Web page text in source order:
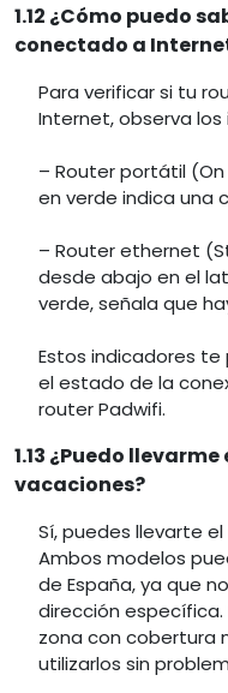
1.12 ¿Cómo puedo
conectado a
Para verificar si tu
Internet, observa los
– Router portátil (On
en verde indica una
– Router ethernet
desde abajo en el
verde, señala que
Estos indicadores
el estado de la
router Padwifi.
1.13 ¿Puedo
vacaciones?
Sí, puedes llevarte
Ambos modelos
de España, ya que
dirección
zona con cobertura
utilizarlos sin